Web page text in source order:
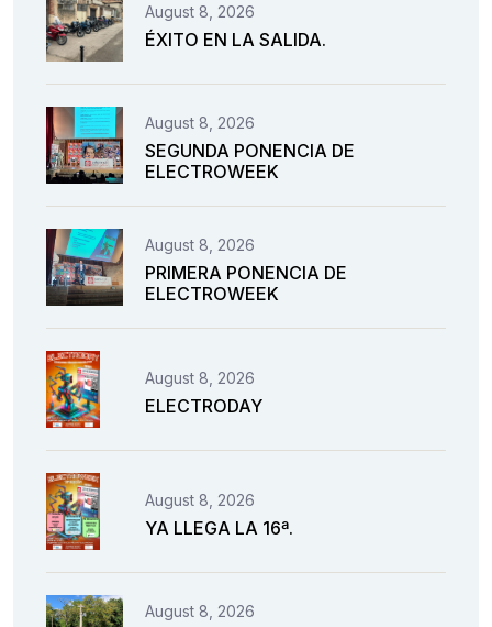
August 8, 2026
ÉXITO EN LA SALIDA.
August 8, 2026
SEGUNDA PONENCIA DE
ELECTROWEEK
August 8, 2026
PRIMERA PONENCIA DE
ELECTROWEEK
August 8, 2026
ELECTRODAY
August 8, 2026
YA LLEGA LA 16ª.
August 8, 2026